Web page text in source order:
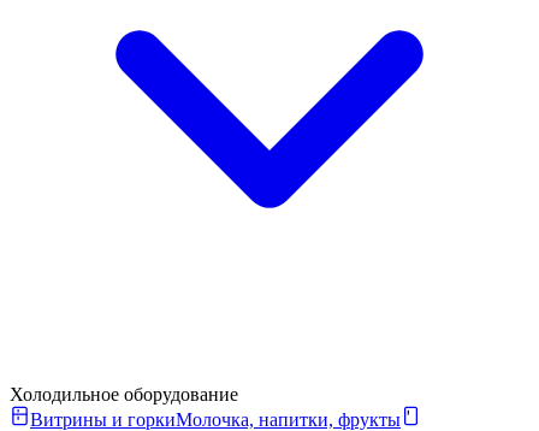
Холодильное оборудование
Витрины и горкиМолочка, напитки, фрукты